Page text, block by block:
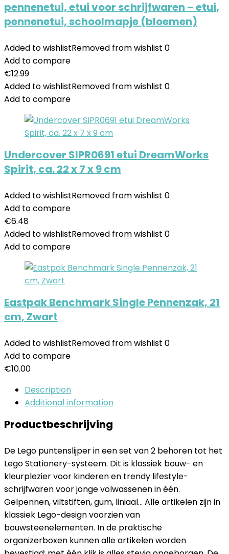
pennenetui, etui voor schrijfwaren – etui,
pennenetui, schoolmapje (bloemen)
Added to wishlistRemoved from wishlist 0
Add to compare
€12.99
Added to wishlistRemoved from wishlist 0
Add to compare
Undercover SIPR0691 etui DreamWorks
Spirit, ca. 22 x 7 x 9 cm
Added to wishlistRemoved from wishlist 0
Add to compare
€6.48
Added to wishlistRemoved from wishlist 0
Add to compare
Eastpak Benchmark Single Pennenzak, 21
cm, Zwart
Added to wishlistRemoved from wishlist 0
Add to compare
€10.00
Description
Additional information
Productbeschrijving
De Lego puntenslijper in een set van 2 behoren tot het
Lego Stationery-systeem. Dit is klassiek bouw- en
kleurplezier voor kinderen en trendy lifestyle-
schrijfwaren voor jonge volwassenen in één.
Gelpennen, viltstiften, gum, liniaal… Alle artikelen zijn in
klassiek Lego-design voorzien van
bouwsteenelementen. In de praktische
organizerboxen kunnen alle artikelen worden